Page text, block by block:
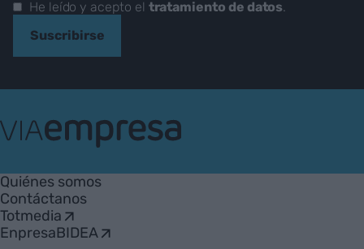
He leído y acepto el tratamiento de datos.
Suscribirse
Empresa
Quiénes somos
Contáctanos
Totmedia
EnpresaBIDEA